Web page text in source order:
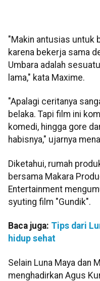
"Makin antusias untuk
karena bekerja sama
Umbara adalah
lama," kata Maxime.
"Apalagi ceritanya
belaka. Tapi film ini
komedi, hingga gore
habisnya," ujarnya
Diketahui, rumah
bersama Makara
Entertainment
syuting film "Gundik".
Baca juga: Tips dari
hidup sehat
Selain Luna Maya dan
menghadirkan Agus